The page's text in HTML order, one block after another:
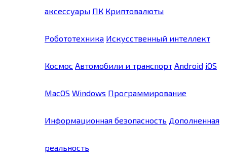
аксессуары ПК Криптовалюты
Робототехника Искусственный интеллект
Космос Автомобили и транспорт Android iOS
MacOS Windows Программирование
Информационная безопасность Дополненная
реальность